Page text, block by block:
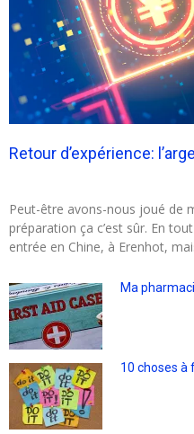
Retour d’expérience:
Peut-être avons-nous joué de
préparation ça c’est sûr. En
entrée en Chine, à Erenhot,
Ma
10 choses à